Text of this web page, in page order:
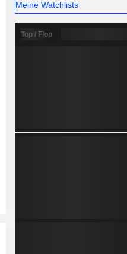
Meine Watchlists
Top / Flop